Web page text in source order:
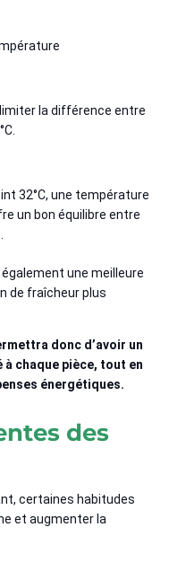
la différence entre
32°C, une température
un bon équilibre entre
une meilleure
de fraîcheur plus
donc d’avoir un
chaque pièce, tout en
énergétiques.
des
certaines habitudes
et augmenter la